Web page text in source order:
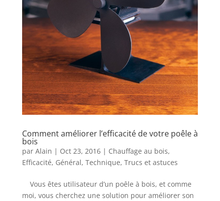
Comment améliorer l’efficacité de votre poêle à
bois
par Alain | Oct 23, 2016| Chauffage au bois,
Efficacité, Général, Technique, Trucs et astuces
Vous êtes utilisateur d’un poêle à bois, et comme
moi, vous cherchez une solution pour améliorer son